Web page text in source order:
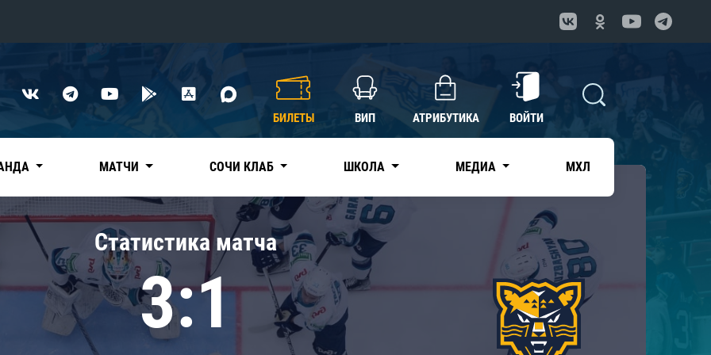
Нефтехимик
Дивизион Чернышева
Авангард
Адмирал
КХЛ
БИЛЕТЫ ВИП АТРИБУТИКА ВОЙТИ
МАТЧИ СОЧИ КЛАБ ШКОЛА МЕДИА МХЛ
Статистика матча
3:1